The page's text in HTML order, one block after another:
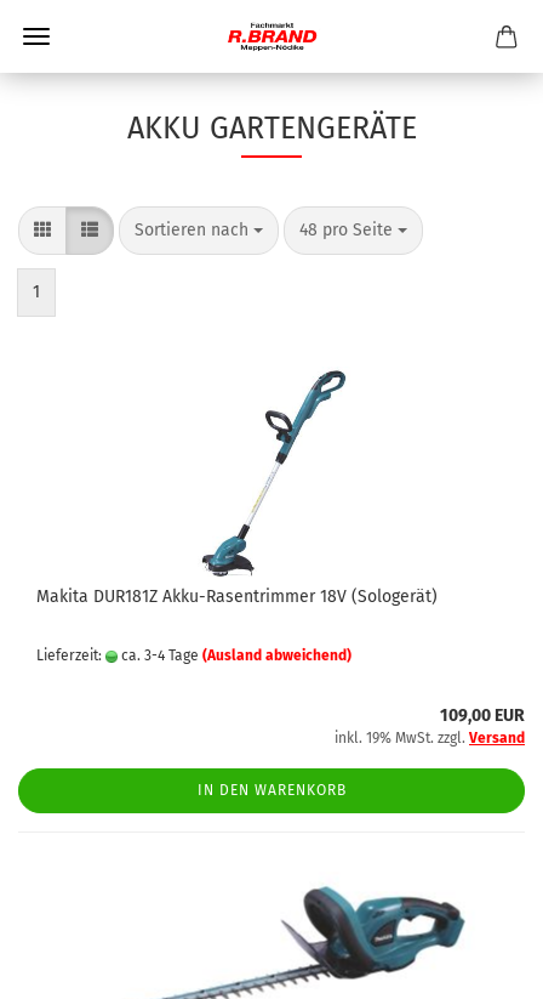
AKKU GARTENGERÄTE
Sortieren nach
Sortieren nach 48 pro Seite
pro Seite
1
Makita DUR181Z Akku-Rasentrimmer 18V (Sologerät)
Lieferzeit: ca. 3-4 Tage (Ausland abweichend)
109,00 EUR
inkl. 19% MwSt. zzgl. Versand
IN DEN WARENKORB